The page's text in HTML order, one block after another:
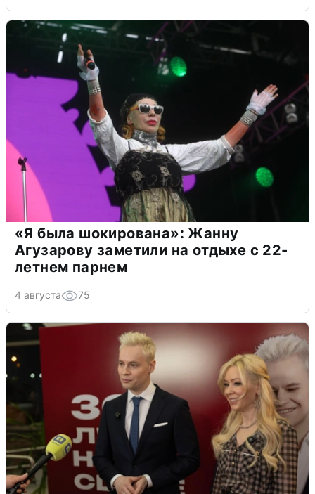
«Я была шокирована»: Жанну
Агузарову заметили на отдыхе с 22-
летнем парнем
4 августа 75